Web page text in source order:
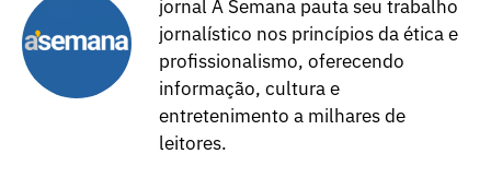
jornal A Semana pauta seu trabalho
jornalístico nos princípios da ética e
profissionalismo, oferecendo
informação, cultura e
entretenimento a milhares de
leitores.